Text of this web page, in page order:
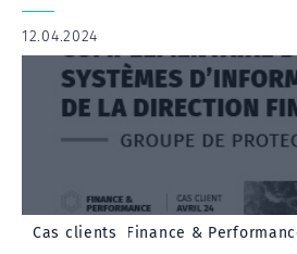
12.04.2024
Cas client - Finance &
Cas clients